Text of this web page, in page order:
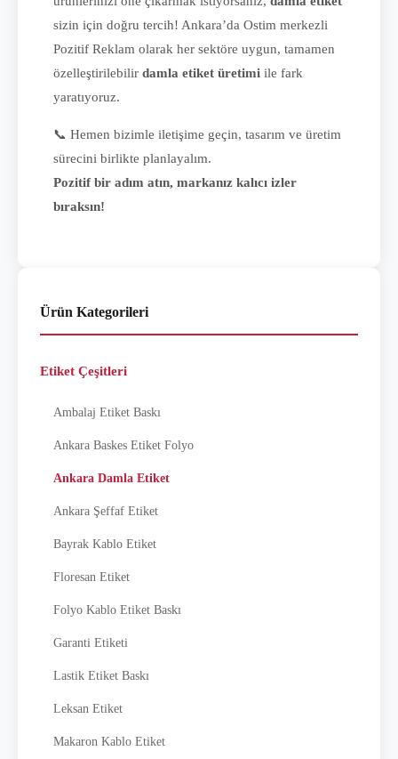
Ürün Kategorileri
Etiket Çeşitleri
Ambalaj Etiket Baskı
Ankara Baskes Etiket Folyo
Ankara Damla Etiket
Ankara Şeffaf Etiket
Bayrak Kablo Etiket
Floresan Etiket
Folyo Kablo Etiket Baskı
Garanti Etiketi
Lastik Etiket Baskı
Leksan Etiket
Makaron Kablo Etiket
sizin için doğru tercih! Ankara’da Ostim merkezli
Pozitif Reklam olarak her sektöre uygun, tamamen
özelleştirilebilir damla etiket üretimi ile fark
yaratıyoruz.
📞 Hemen bizimle iletişime geçin, tasarım ve üretim
sürecini birlikte planlayalım.
Pozitif bir adım atın, markanız kalıcı izler
bıraksın!